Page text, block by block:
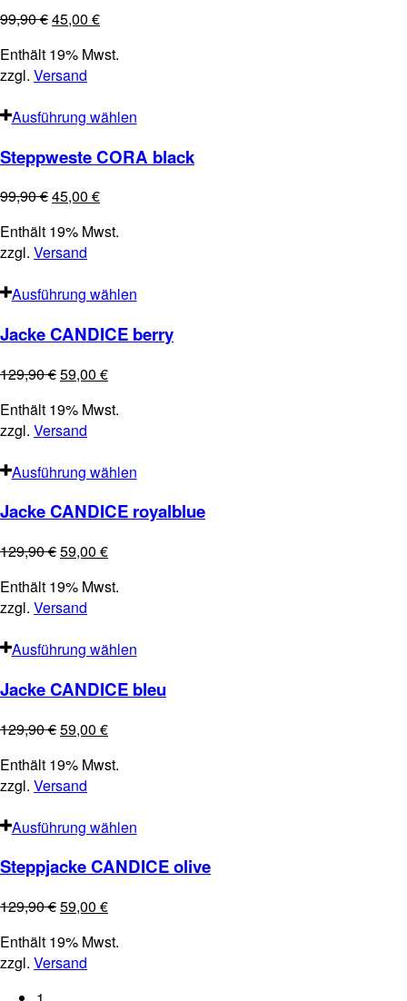
99,90€45,00 €
Enthält 19% Mwst.
zzgl. Versand
Ausführung wählen
Steppweste CORA black
99,90€45,00 €
Enthält 19% Mwst.
zzgl. Versand
Ausführung wählen
Jacke CANDICE berry
129,90€59,00 €
Enthält 19% Mwst.
zzgl. Versand
Ausführung wählen
Jacke CANDICE royalblue
129,90€59,00 €
Enthält 19% Mwst.
zzgl. Versand
Ausführung wählen
Jacke CANDICE bleu
129,90€59,00 €
Enthält 19% Mwst.
zzgl. Versand
Ausführung wählen
Steppjacke CANDICE olive
129,90€59,00 €
Enthält 19% Mwst.
zzgl. Versand